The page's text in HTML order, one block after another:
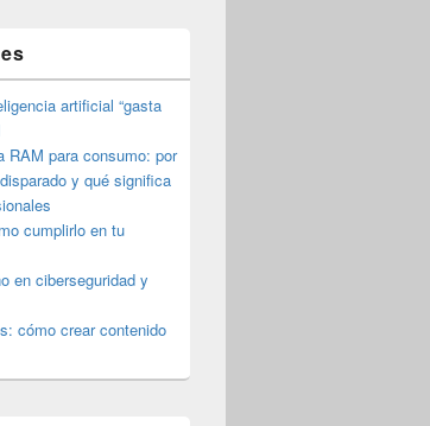
artificial “gasta
RAM para consumo: por
y qué significa
cumplirlo en tu
en ciberseguridad y
cómo crear contenido